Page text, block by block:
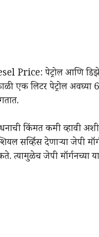
Price: पेट्रोल आणि
एक लिटर पेट्रोल अवघ्या
किंमत कमी व्हावी
सर्व्हिस देणाऱ्या जेपी
त्यामुळेच जेपी